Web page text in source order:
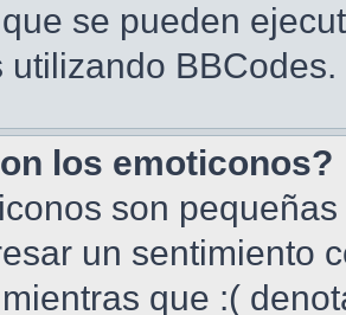
se pueden
utilizando BBCodes.
los emoticonos?
son
un sentimiento
que :(